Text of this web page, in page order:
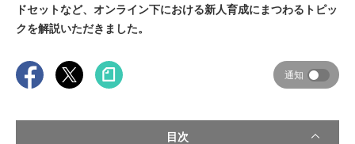
ドセットなど、オンライン下における新人育成にまつわるトピッ
クを解説いただきました。
通知
目次